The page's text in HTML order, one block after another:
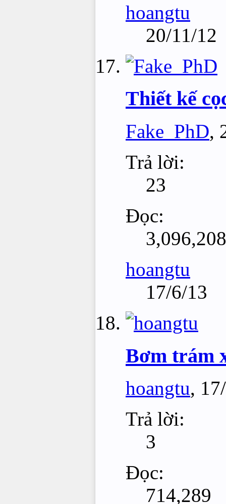
hoangtu
20/11/12
Thiết kế
Fake_PhD,
Trả lời:
23
Đọc:
3,096,208
hoangtu
17/6/13
Bơm trám
hoangtu,
Trả lời:
3
Đọc:
714,289